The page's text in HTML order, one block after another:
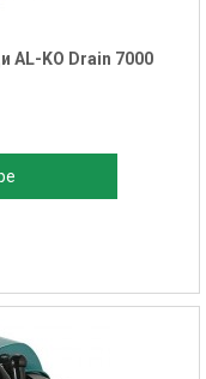
AL-KO Drain 7000